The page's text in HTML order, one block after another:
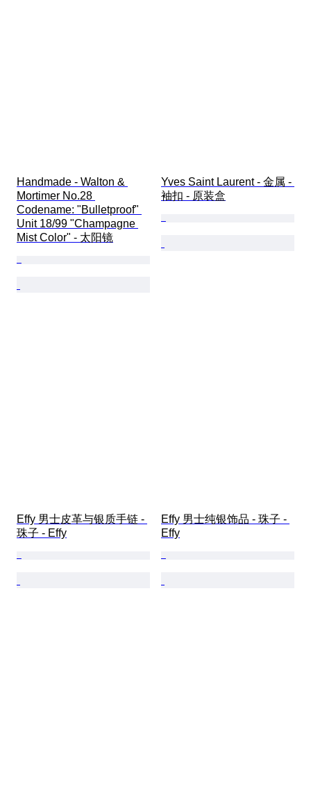
Handmade - Walton &
Mortimer No.28
Codename: "Bulletproof"
Unit 18/99 "Champagne
Mist Color" - 太阳镜
Yves Saint Laurent - 金属 -
袖扣 - 原装盒
Effy 男士皮革与银质手链 -
珠子 - Effy
Effy 男士纯银饰品 - 珠子 -
Effy